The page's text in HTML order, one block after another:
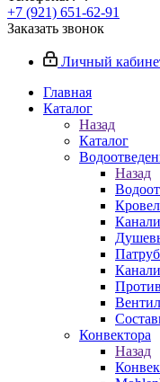
+7 (921) 651-62-91
Заказать звонок
Личный
Главная
Каталог
Назад
Каталог
Назад
Конвектора
Назад